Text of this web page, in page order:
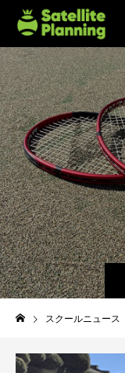
スクールニュース